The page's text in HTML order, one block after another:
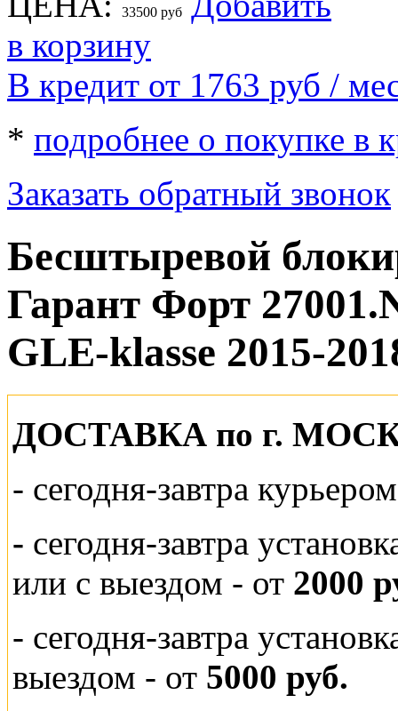
33500 руб
в корзину
В кредит от 1763 руб /
* подробнее о покупке в
Заказать обратный звонок
Бесштыревой
Гарант Форт
GLE-klasse 2015-
ДОСТАВКА по г.
- сегодня-завтра
- сегодня-завтра
или с выездом - от 2000
- сегодня-завтра
выездом - от 5000 руб.